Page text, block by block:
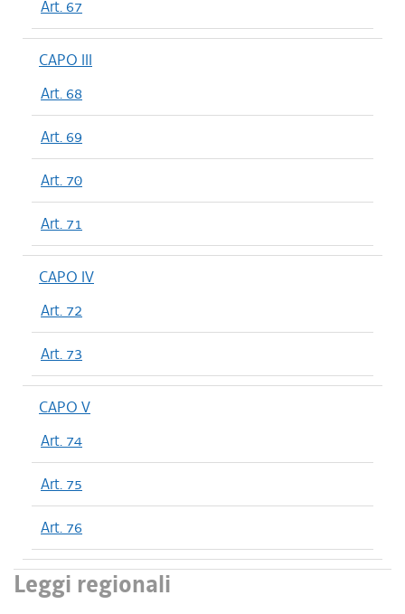
Art. 67
CAPO III
Art. 68
Art. 69
Art. 70
Art. 71
CAPO IV
Art. 72
Art. 73
CAPO V
Art. 74
Art. 75
Art. 76
Leggi regionali